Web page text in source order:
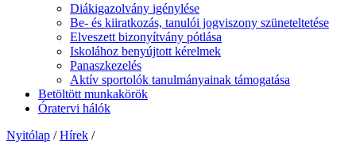
Diákigazolvány igénylése
Be- és kiiratkozás, tanulói jogviszony szüneteltetése
Elveszett bizonyítvány pótlása
Iskolához benyújtott kérelmek
Panaszkezelés
Aktív sportolók tanulmányainak támogatása
Betöltött munkakörök
Óratervi hálók
Nyitólap / Hírek /